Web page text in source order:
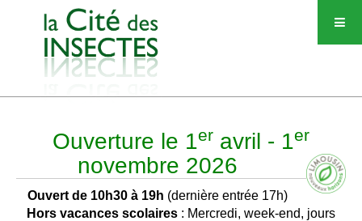
Ouverture le 1er avril - 1er
novembre 2026
Ouvert de 10h30 à 19h (dernière entrée 17h)
Hors vacances scolaires : Mercredi, week-end, jours